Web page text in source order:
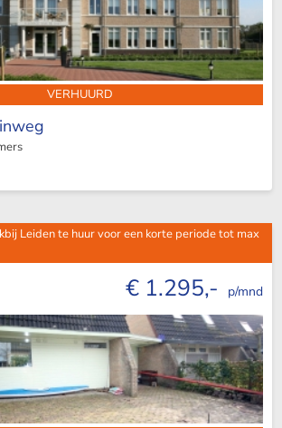
VERHUURD
Leiden te huur voor een korte periode tot max
€ 1.295,- p/mnd